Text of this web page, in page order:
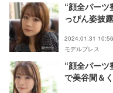
“顔全パー
っぴん姿披
2024.01.31 10:56
モデルプレス
“顔全パー
で美谷間＆